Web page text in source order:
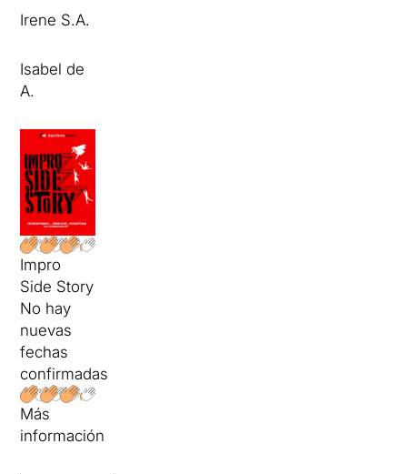
Irene S.A.
Isabel de
A.
Impro
Side Story
No hay
nuevas
fechas
confirmadas
Más
información